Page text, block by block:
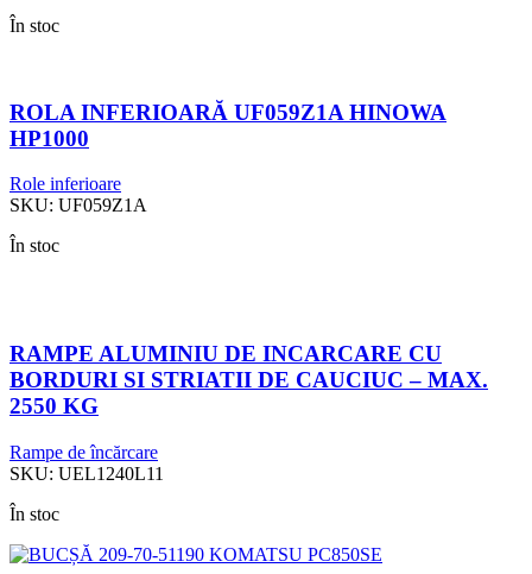
În stoc
ROLA INFERIOARĂ UF059Z1A HINOWA
HP1000
Role inferioare
SKU: UF059Z1A
În stoc
RAMPE ALUMINIU DE INCARCARE CU
BORDURI SI STRIATII DE CAUCIUC – MAX.
2550 KG
Rampe de încărcare
SKU: UEL1240L11
În stoc